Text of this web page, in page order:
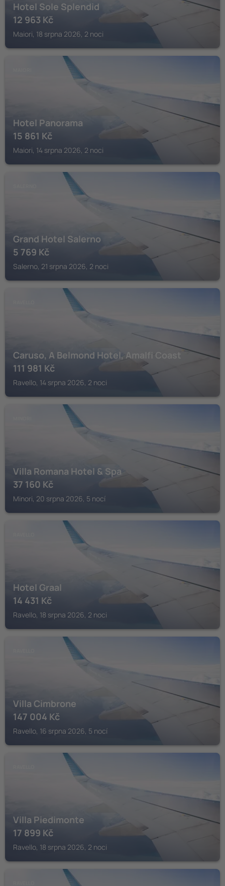
Hotel Sole Splendid
12 963 Kč
Maiori, 18 srpna 2026, 2 noci
Hotel Panorama
15 861 Kč
Maiori, 14 srpna 2026, 2 noci
Grand Hotel Salerno
5 769 Kč
Salerno, 21 srpna 2026, 2 noci
Caruso, A Belmond Hotel, Amalfi Coast
111 981 Kč
Ravello, 14 srpna 2026, 2 noci
Villa Romana Hotel & Spa
37 160 Kč
Minori, 20 srpna 2026, 5 nocí
Hotel Graal
14 431 Kč
Ravello, 18 srpna 2026, 2 noci
Villa Cimbrone
147 004 Kč
Ravello, 16 srpna 2026, 5 nocí
Villa Piedimonte
17 899 Kč
Ravello, 18 srpna 2026, 2 noci